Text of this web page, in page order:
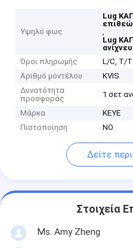
Υψηλό φως
Lug
,
Lug
Όροι πληρωμής
L/C, T/T
Αριθμό μοντέλου
KVIS
Δυνατότητα
προσφοράς
1 σετ
Μάρκα
KEYE
Πιστοποίηση
NO
Δείτε
Στοιχεία
Ms. Amy Zheng